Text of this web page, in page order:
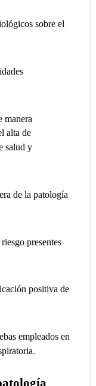
sobre el
manera
alta de
salud y
de la patología
presentes
positiva de
empleados en